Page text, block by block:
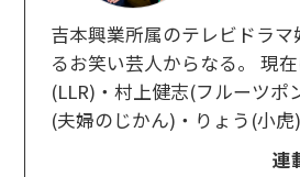
吉本興業所属のテレビドラマ
るお笑い芸人からなる。 現
(LLR)・村上健志(フルーツポ
(夫婦のじかん)・りょう(小虎)
連